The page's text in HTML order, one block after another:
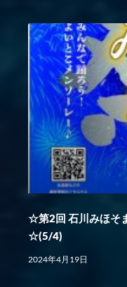
☆第2回 石川みほそ
☆(5/4)
2024年4月19日